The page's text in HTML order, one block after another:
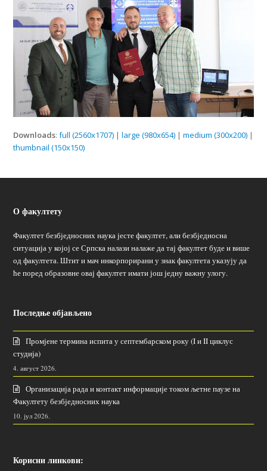
Downloads:full (2560x1707) |large (980x654) |medium (300x200) |
thumbnail (150x150)
О факултету
Факултет безбједносних наука јесте факултет, али безбједносна
ситуација у којој се Српска налази налаже да тај факултет буде и више
од факултета. Штит и мач инкорпорирани у знак факултета указују да
ће поред образовне овај факултет имати још једну важну улогу.
Последње објављено
Промјене термина испита у септембарском року (I и II циклус
студија)
4. август 2026.
Организација рада и контакт информације током љетне паузе на
Факултету безбједносних наука
10. јул 2026.
Корисни линкови: